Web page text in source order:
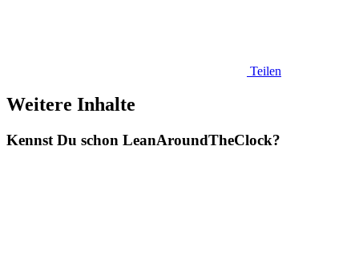
Teilen
Weitere Inhalte
Kennst Du schon LeanAroundTheClock?